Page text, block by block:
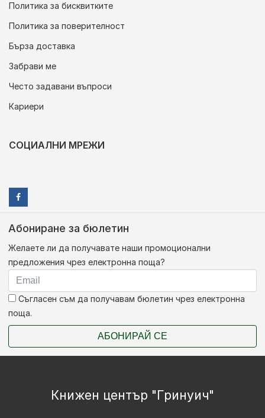
Политика за бисквитките
Политика за поверителност
Бърза доставка
Забрави ме
Често задавани въпроси
Кариери
СОЦИАЛНИ МРЕЖИ
Абониране за бюлетин
Желаете ли да получавате наши промоционални
предложения чрез електронна поща?
Съгласен съм да получавам бюлетин чрез електронна
поща.
АБОНИРАЙ СЕ
Книжен център "Гринуич"